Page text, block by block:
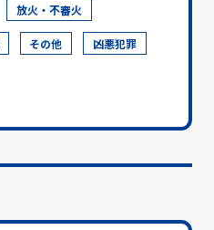
放火・不審火
その他 凶悪犯罪